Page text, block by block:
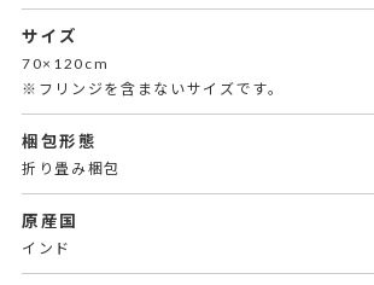
サイズ
70×120cm
※フリンジを含まないサイズです。
梱包形態
折り畳み梱包
原産国
インド